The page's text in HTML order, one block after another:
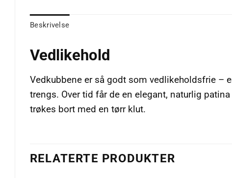
Beskrivelse
Vedlikehold
Vedkubbene er så godt som vedlikeholdsfrie –
trengs. Over tid får de en elegant, naturlig
trøkes bort med en tørr klut.
RELATERTE PRODUKTER